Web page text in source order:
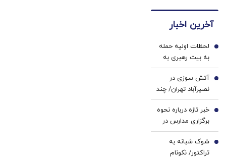
هویت
پزشکی
سفید
کننده
خانگی
آخرین اخبار
لحظات اولیه حمله
به بیت رهبری به
روایت سخنگوی
شورای نگهبان/
صدای انفجار و
لرزش در ساختمان
شورای نگهبان کاملاً
احساس شد+ فیلم
1
آتش سوزی در
نصیرآباد تهران/ چند
نفر مصدوم شدند؟
+ فیلم
2
خبر تازه درباره نحوه
برگزاری مدارس در
سال تحصیلی جدید
3
شوک شبانه به
تراکتور/ نکونام
4